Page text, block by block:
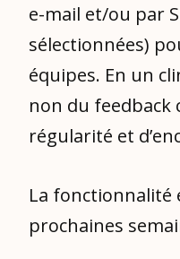
e-mail et/ou par
sélectionnées)
équipes. En un
non du feedback
régularité et
La fonctionnalité
prochaines